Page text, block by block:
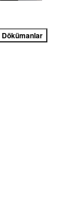
Dökümanlar